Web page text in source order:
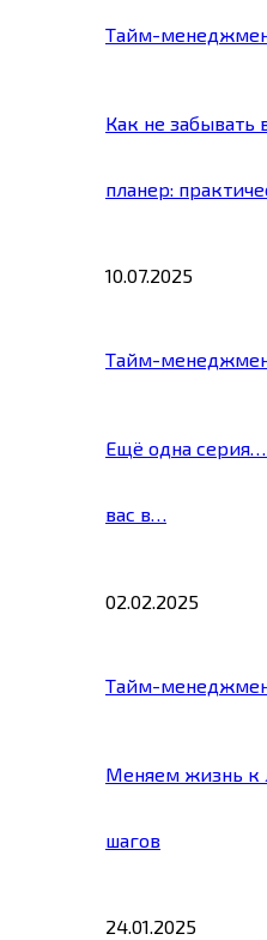
Тайм-
Как не забывать
планер:
10.07.2025
Тайм-
Ещё одна
вас в…
02.02.2025
Тайм-
Меняем жизнь к
шагов
24.01.2025